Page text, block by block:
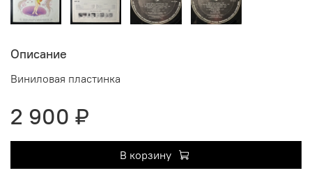
Описание
Виниловая пластинка
2 900 ₽
В корзину